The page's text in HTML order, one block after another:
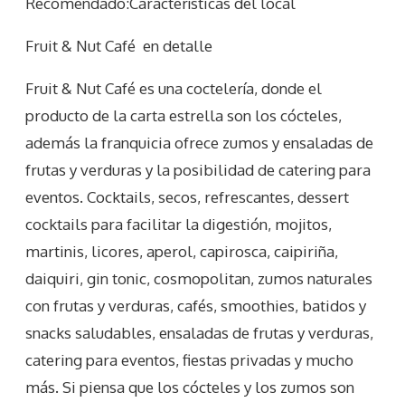
Fruit & Nut Café en detalle
Fruit & Nut Café es una coctelería, donde el
producto de la carta estrella son los cócteles,
además la franquicia ofrece zumos y ensaladas de
frutas y verduras y la posibilidad de catering para
eventos. Cocktails, secos, refrescantes, dessert
cocktails para facilitar la digestión, mojitos,
martinis, licores, aperol, capirosca, caipiriña,
daiquiri, gin tonic, cosmopolitan, zumos naturales
con frutas y verduras, cafés, smoothies, batidos y
snacks saludables, ensaladas de frutas y verduras,
catering para eventos, fiestas privadas y mucho
más. Si piensa que los cócteles y los zumos son